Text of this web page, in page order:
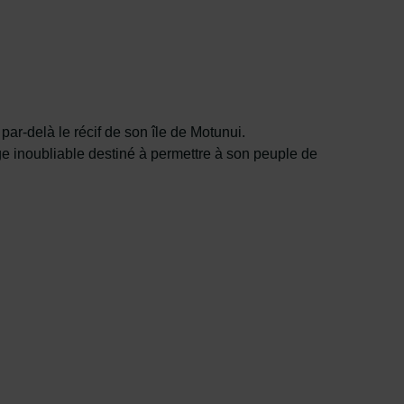
delà le récif de son île de Motunui.
inoubliable destiné à permettre à son peuple de